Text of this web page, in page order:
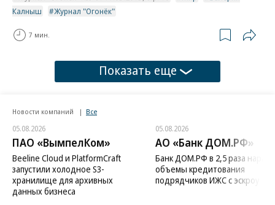
Калныш
Журнал "Огонёк"
7 мин.
Показать еще
Новости компаний Все
05.08.2026
ПАО «ВымпелКом»
Beeline Cloud и PlatformCraft
запустили холодное S3-
хранилище для архивных
данных бизнеса
05.08.2026
АО «Банк ДОМ.РФ»
Банк ДОМ.РФ в 2,5 раза
объемы кредитования
подрядчиков ИЖС с эскроу